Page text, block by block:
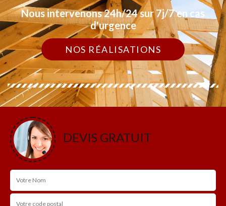
Nous intervenons 24h/24 sur 7j/7 en cas
d'urgence
NOS RÉALISATIONS
DEVIS GRATUIT